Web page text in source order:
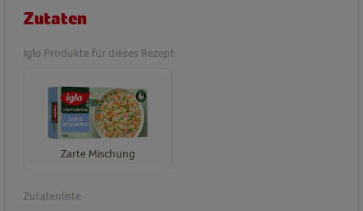
Zutaten
Iglo Produkte für dieses Rezept
Zarte Mischung
Zutatenliste